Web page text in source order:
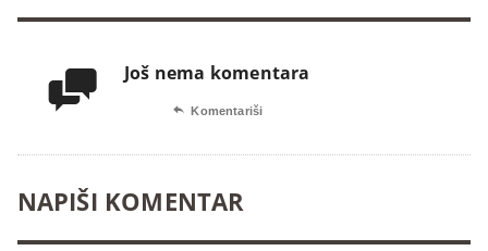
 Još nema komentara
 Komentariši
NAPIŠI KOMENTAR